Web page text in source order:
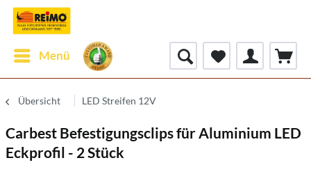
Menü
Übersicht LED Streifen 12V
Carbest Befestigungsclips für Aluminium LED
Eckprofil - 2 Stück